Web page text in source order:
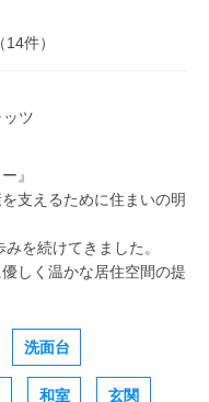
（14件）
』
支えるために住まいの明
を続けてきました。
しく温かな居住空間の提
洗面台
和室 玄関